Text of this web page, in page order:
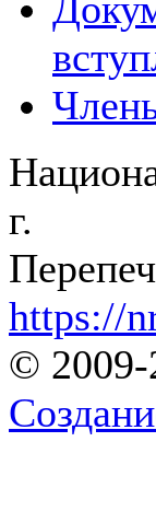
г.
https://
© 2009-